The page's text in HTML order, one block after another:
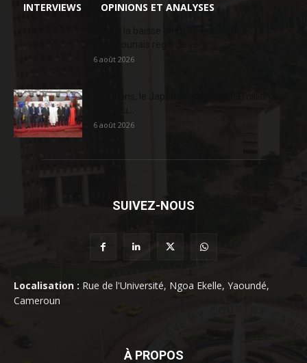
INTERVIEWS OPINIONS ET ANALYSES
6 août 2026
6 août 2026
SUIVEZ-NOUS
Localisation : Rue de l'Université, Ngoa Ekelle, Yaoundé,
Cameroun
À PROPOS